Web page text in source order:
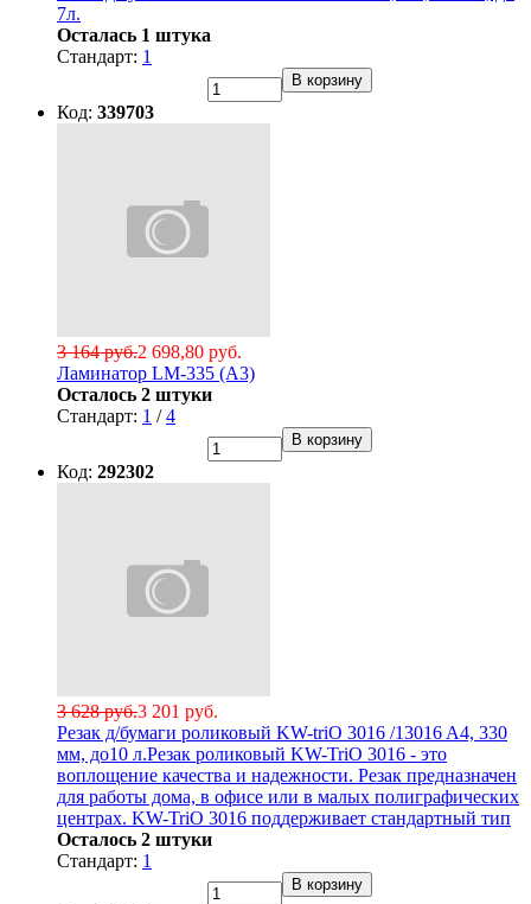
7л.
Осталась 1 штука
Стандарт: 1
В корзину
Код: 339703
2 698,80 руб.
3 164 руб.
Ламинатор LM-335 (А3)
Осталось 2 штуки
Стандарт: 1 /4
В корзину
Код: 292302
3 201 руб.
3 628 руб.
Резак д/бумаги роликовый KW-triO 3016 /13016 A4, 330
мм, до10 л.Резак роликовый KW-TriO 3016 - это
воплощение качества и надежности. Резак предназначен
для работы дома, в офисе или в малых полиграфических
центрах. KW-TriO 3016 поддерживает стандартный тип
Осталось 2 штуки
Стандарт: 1
В корзину